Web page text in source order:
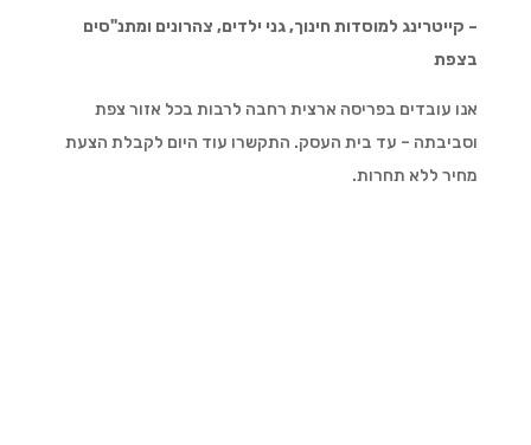
– קייטרינג למוסדות חינוך, גני ילדים, צהרונים ומתנ"סים
בצפת
אנו עובדים בפריסה ארצית רחבה לרבות בכל אזור צפת
וסביבתה – עד בית העסק. התקשרו עוד היום לקבלת הצעת
מחיר ללא תחרות.